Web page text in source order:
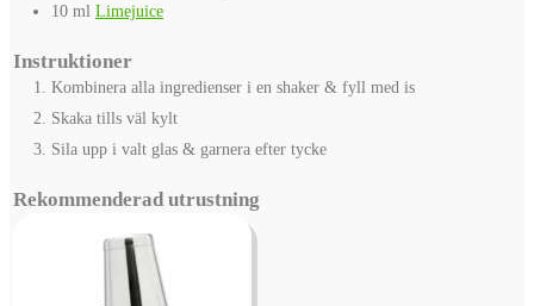
10 ml Limejuice
Instruktioner
Kombinera alla ingredienser i en shaker & fyll med is
Skaka tills väl kylt
Sila upp i valt glas & garnera efter tycke
Rekommenderad utrustning